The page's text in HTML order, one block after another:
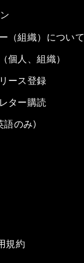
（組織）につい
個人、組織）
ース登録
ター購読
語のみ)
規約